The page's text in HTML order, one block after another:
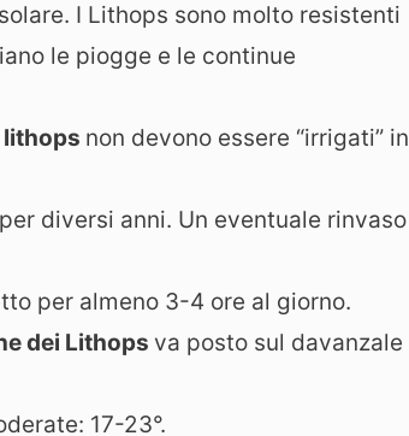
I Lithops sono molto resistenti
le piogge e le continue
lithops non devono essere “irrigati” in
per diversi anni. Un eventuale rinvaso
per almeno 3-4 ore al giorno.
dei Lithops va posto sul davanzale
17-23°.